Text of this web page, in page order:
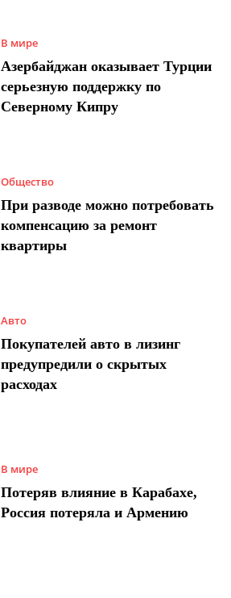
В мире
Азербайджан оказывает Турции
серьезную поддержку по
Северному Кипру
Общество
При разводе можно потребовать
компенсацию за ремонт
квартиры
Авто
Покупателей авто в лизинг
предупредили о скрытых
расходах
В мире
Потеряв влияние в Карабахе,
Россия потеряла и Армению